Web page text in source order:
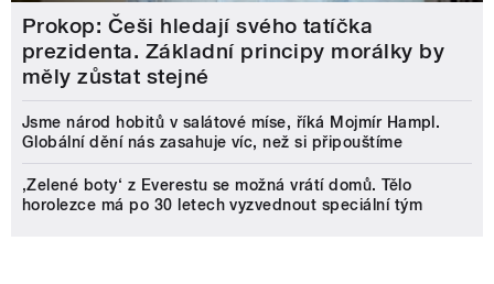
Prokop: Češi hledají svého tatíčka
prezidenta. Základní principy morálky by
měly zůstat stejné
Jsme národ hobitů v salátové míse, říká Mojmír Hampl.
Globální dění nás zasahuje víc, než si připouštíme
‚Zelené boty‘ z Everestu se možná vrátí domů. Tělo
horolezce má po 30 letech vyzvednout speciální tým